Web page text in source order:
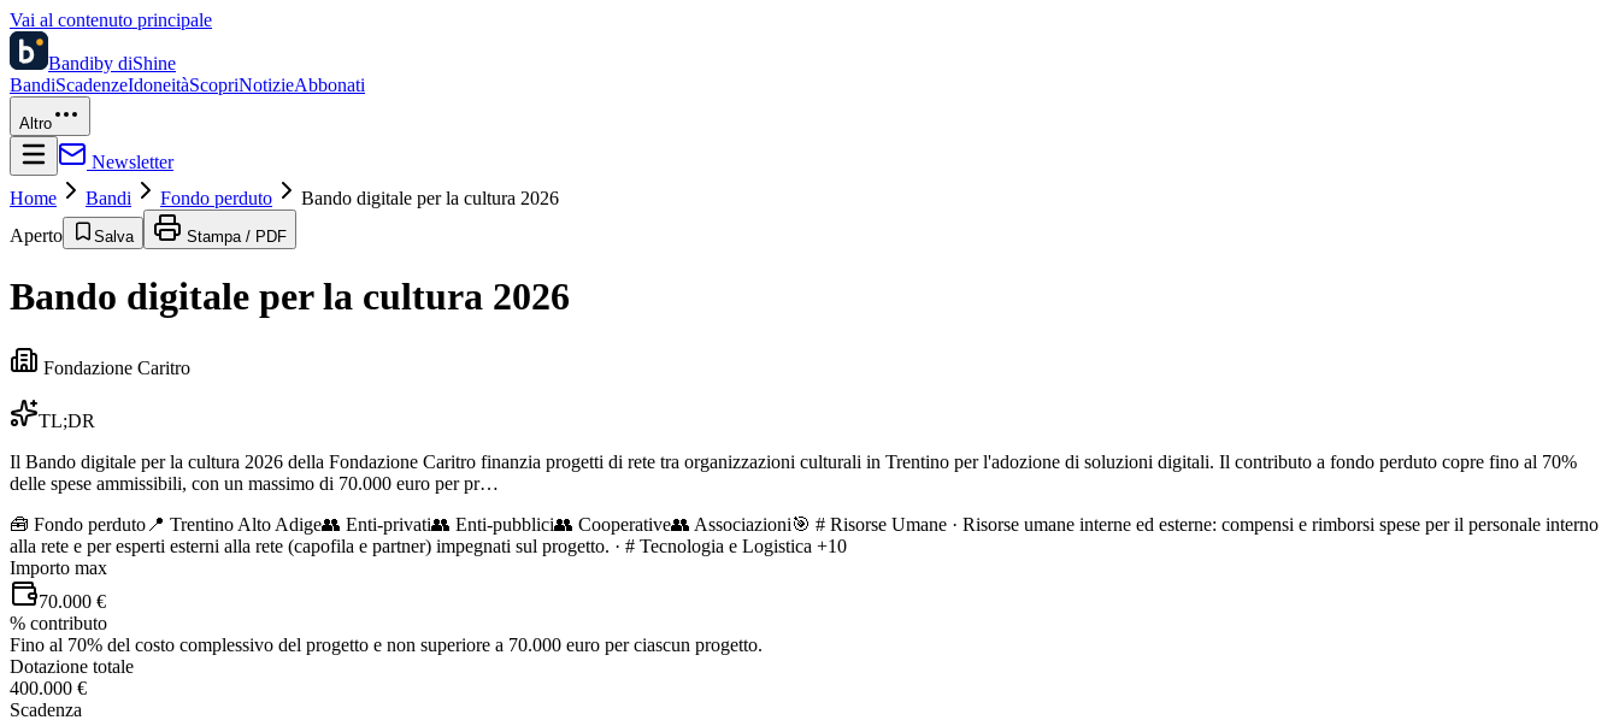
Vai al contenuto principale
Bandiby diShine
BandiScadenzeIdoneitàScopriNotizieAbbonati
Altro
Newsletter
Home
Bandi Fondo perduto
Bando digitale per la cultura 2026
Aperto
Salva Stampa / PDF
Bando digitale per la cultura 2026
Fondazione Caritro
TL;DR
Il Bando digitale per la cultura 2026 della Fondazione Caritro finanzia progetti di rete tra organizzazioni culturali in Trentino per l'adozione di soluzioni digitali. Il contributo a fondo perduto copre fino al 70%
delle spese ammissibili, con un massimo di 70.000 euro per pr…
🧰 Fondo perduto 📍 Trentino Alto Adige👥 Enti-privati👥 Enti-pubblici👥 Cooperative👥 Associazioni🎯 # Risorse Umane · Risorse umane interne ed esterne: compensi e rimborsi spese per il personale interno
alla rete e per esperti esterni alla rete (capofila e partner) impegnati sul progetto. · # Tecnologia e Logistica +10
Importo max
70.000 €
% contributo
Fino al 70% del costo complessivo del progetto e non superiore a 70.000 euro per ciascun progetto.
Dotazione totale
400.000 €
Scadenza